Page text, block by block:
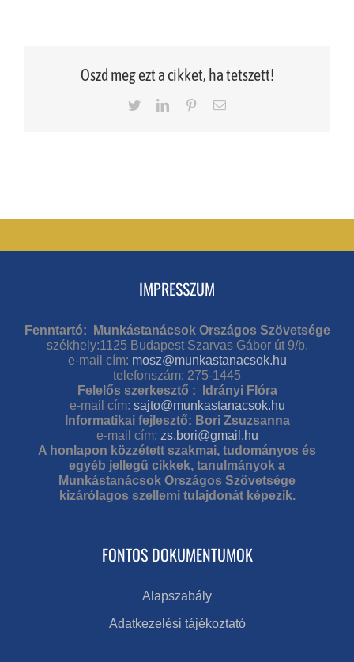
Oszd meg ezt a cikket, ha tetszett!
TwitterLinkedInPinterestEmail
IMPRESSZUM
Fenntartó: Munkástanácsok Országos Szövetsége
székhely:1125 Budapest Szarvas Gábor út 9/b.
e-mail cím: mosz@munkastanacsok.hu
telefonszám: 275-1445
Felelős szerkesztő : Idrányi Flóra
e-mail cím: sajto@munkastanacsok.hu
Informatikai fejlesztő: Bori Zsuzsanna
e-mail cím: zs.bori@gmail.hu
A honlapon közzétett szakmai, tudományos és
egyéb jellegű cikkek, tanulmányok a
Munkástanácsok Országos Szövetsége
kizárólagos szellemi tulajdonát képezik.
FONTOS DOKUMENTUMOK
Alapszabály
Adatkezelési tájékoztató